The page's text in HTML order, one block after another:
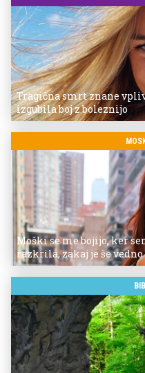
Tragična smrt znane
izgubila boj z boleznijo
Moški se me bojijo, ker
razkrila, zakaj je še